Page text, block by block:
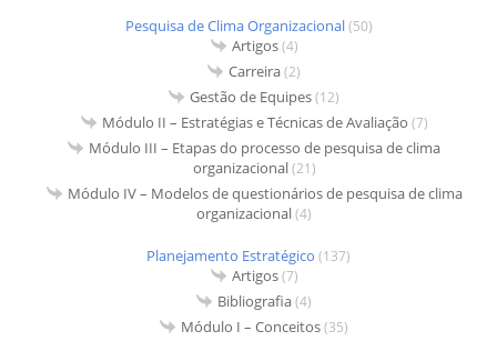
Pesquisa de Clima Organizacional(50)
Artigos(4)
Carreira(2)
Gestão de Equipes(12)
Módulo II – Estratégias e Técnicas de Avaliação (7)
Módulo III – Etapas do processo de pesquisa de clima
organizacional(21)
Módulo IV – Modelos de questionários de pesquisa de clima
organizacional(4)
Planejamento Estratégico (137)
Artigos(7)
Bibliografia(4)
Módulo I – Conceitos(35)